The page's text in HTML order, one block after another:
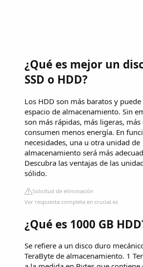
¿Qué es mejor un
SSD o HDD?
Los HDD son más baratos y
espacio de almacenamiento. Sin
son más rápidas, más ligeras,
consumen menos energía. En
necesidades, una u otra unidad de
almacenamiento será más
Descubra las ventajas de las
sólido.
Solicitud de eliminación
Ver respuesta completa en crucial.es
¿Qué es 1000 GB
Se refiere a un disco duro
TeraByte de almacenamiento. 1